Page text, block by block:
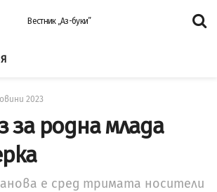
Вестник „Аз-буки”
2023
за родна млада
е сред тримата носители